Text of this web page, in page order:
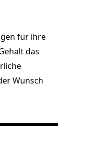
für ihre
das
Wunsch